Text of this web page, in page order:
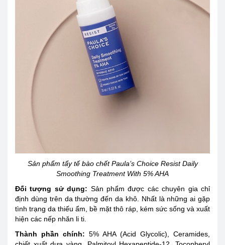
Sản phẩm tẩy tế bào chết Paula’s Choice Resist Daily
Smoothing Treatment With 5% AHA
Đối tượng sử dụng: Sản phẩm được các chuyên gia chỉ
định dùng trên da thường đến da khô. Nhất là những ai gặp
tình trạng da thiếu ẩm, bề mặt thô ráp, kém sức sống và xuất
hiện các nếp nhăn li ti.
Thành phần chính: 5% AHA (Acid Glycolic), Ceramides,